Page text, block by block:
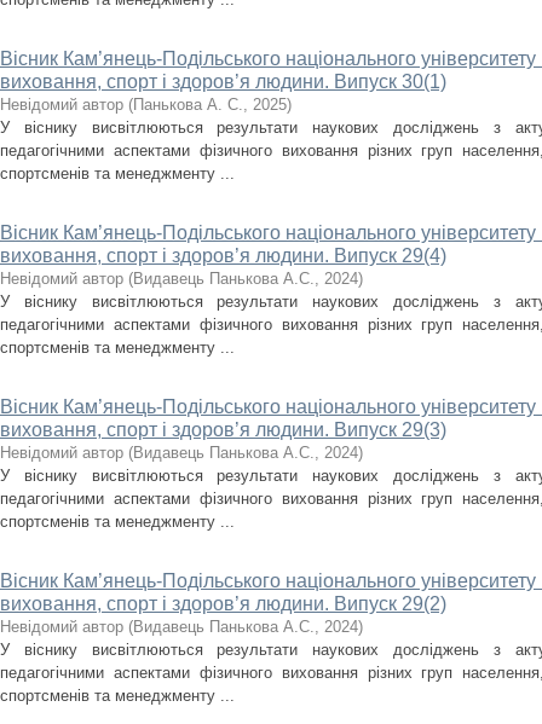
Вісник Кам’янець-Подільського національного університету
виховання, спорт і здоров’я людини. Випуск 30(1)
Невідомий автор (Панькова А. С., 2025)
У віснику висвітлюються результати наукових досліджень з
педагогічними аспектами фізичного виховання різних груп населення,
спортсменів та менеджменту ...
Вісник Кам’янець-Подільського національного університету
виховання, спорт і здоров’я людини. Випуск 29(4)
Невідомий автор (Видавець Панькова А.С., 2024)
У віснику висвітлюються результати наукових досліджень з
педагогічними аспектами фізичного виховання різних груп населення,
спортсменів та менеджменту ...
Вісник Кам’янець-Подільського національного університету
виховання, спорт і здоров’я людини. Випуск 29(3)
Невідомий автор (Видавець Панькова А.С., 2024)
У віснику висвітлюються результати наукових досліджень з
педагогічними аспектами фізичного виховання різних груп населення,
спортсменів та менеджменту ...
Вісник Кам’янець-Подільського національного університету
виховання, спорт і здоров’я людини. Випуск 29(2)
Невідомий автор (Видавець Панькова А.С., 2024)
У віснику висвітлюються результати наукових досліджень з
педагогічними аспектами фізичного виховання різних груп населення,
спортсменів та менеджменту ...